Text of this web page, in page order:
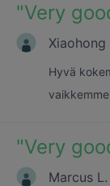
"Very
Xiaohong
Hyvä
"Very
Marcus L.